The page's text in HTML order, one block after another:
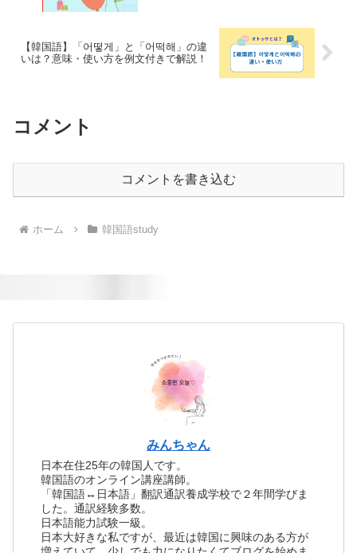
【韓国語】「어떻게」と「어떡해」の違
いは？意味・使い方を例文付きで解説！
コメント
コメントを書き込む
ホーム 韓国語study
みんちゃん
日本在住25年の韓国人です。
韓国語のオンライン講座講師。
「韓国語↔日本語」翻訳通訳養成学校で２年間学びま
した。通訳経験多数。
日本語能力試験一級。
日本大好きな私ですが、最近は韓国に興味のある方が